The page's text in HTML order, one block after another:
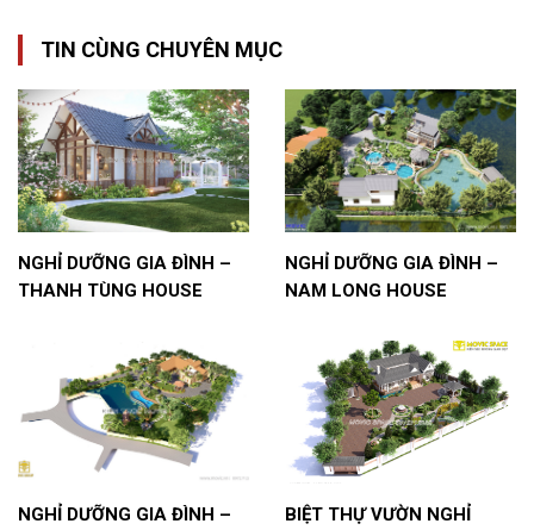
TIN CÙNG CHUYÊN MỤC
NGHỈ DƯỠNG GIA ĐÌNH –
THANH TÙNG HOUSE
NGHỈ DƯỠNG GIA ĐÌNH –
NAM LONG HOUSE
NGHỈ DƯỠNG GIA ĐÌNH –
BIỆT THỰ VƯỜN NGHỈ